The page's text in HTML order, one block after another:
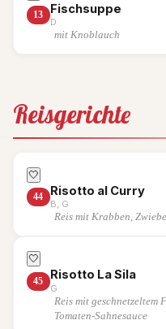
13 Fischsuppe
D
mit Knoblauch
Reisgerichte
🤍
44 Risotto al Curry
B, G
Reis mit Krabben,
🤍
45 Risotto La Sila
G
Reis mit
Tomaten-Sahnesauce